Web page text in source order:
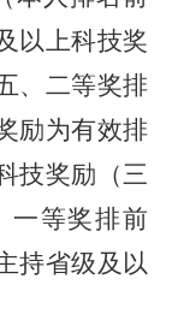
以上科技奖
、二等奖排
励为有效排
技奖励（三
一等奖排前
持省级及以